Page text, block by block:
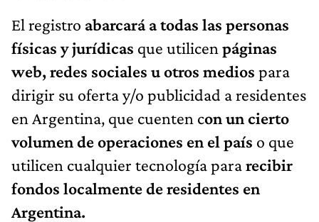
El registro abarcará a todas las personas
físicas y jurídicas que utilicen páginas
web, redes sociales u otros medios para
dirigir su oferta y/o publicidad a residentes
en Argentina, que cuenten con un cierto
volumen de operaciones en el país o que
utilicen cualquier tecnología pararecibir
fondos localmente de residentes en
Argentina.